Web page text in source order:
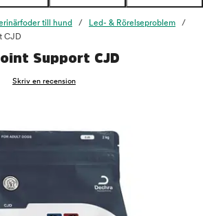
till hund
Led- & Rörelseproblem
CJD
Support CJD
Skriv en recension